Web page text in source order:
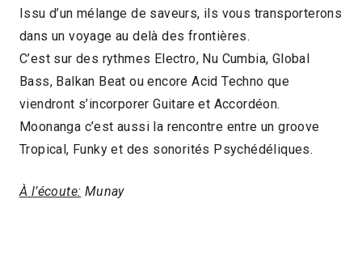
Issu d’un mélange de saveurs, ils vous transporterons
dans un voyage au delà des frontières.
C’est sur des rythmes Electro, Nu Cumbia, Global
Bass, Balkan Beat ou encore Acid Techno que
viendront s’incorporer Guitare et Accordéon.
Moonanga c’est aussi la rencontre entre un groove
Tropical, Funky et des sonorités Psychédéliques.
À l’écoute: Munay